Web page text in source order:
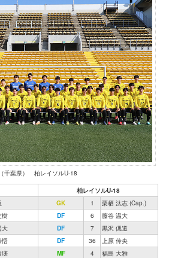
（千葉県） 柏レイソルU-18
柏レイソルU-18
GK 1
栗栖 汰志 (Cap.)
樹 DF 6
藤谷 温大
大 DF 7
黒沢 偲道
悟 DF 36
上原 伶央
瑳 MF 4
福島 大雅